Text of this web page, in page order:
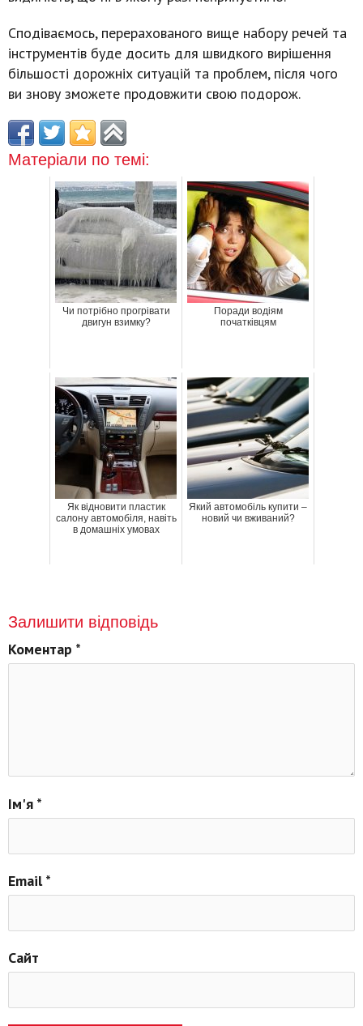
Сподіваємось, перерахованого вище набору речей та
інструментів буде досить для швидкого вирішення
більшості дорожніх ситуацій та проблем, після чого
ви знову зможете продовжити свою подорож.
Матеріали по темі:
Чи потрібно прогрівати
двигун взимку?
Поради водіям
початківцям
Як відновити пластик
салону автомобіля, навіть
в домашніх умовах
Який автомобіль купити –
новий чи вживаний?
Залишити відповідь
Коментар *
Ім'я *
Email*
Сайт